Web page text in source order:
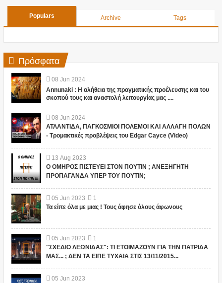
Populars Archive Tags
Πρόσφατα
08 Jun 2024
Annunaki : Η αλήθεια της πραγματικής προέλευσης και του
σκοπού τους και αναστολή λειτουργίας μας ....
08 Jun 2024
ΑΤΛΑΝΤΙΔΑ, ΠΑΓΚΟΣΜΙΟΙ ΠΟΛΕΜΟΙ ΚΑΙ ΑΛΛΑΓΗ ΠΟΛΩΝ
- Τρομακτικές προβλέψεις του Edgar Cayce (Video)
13 Aug 2023
Ο ΟΜΗΡΟΣ ΠΙΣΤΕΥΕΙ ΣΤΟΝ ΠΟΥΤΙΝ ; ΑΝΕΞΗΓΗΤΗ
ΠΡΟΠΑΓΑΝΔΑ ΥΠΕΡ ΤΟΥ ΠΟΥΤΙΝ;
05 Jun 2023
1
Τα είπε όλα με μιας ! Τους άφησε όλους άφωνους
05 Jun 2023
1
"ΣΧΕΔΙΟ ΛΕΩΝΙΔΑΣ": ΤΙ ΕΤΟΙΜΑΖΟΥΝ ΓΙΑ ΤΗΝ ΠΑΤΡΙΔΑ
ΜΑΣ... ; ΔΕΝ ΤΑ ΕΙΠΕ ΤΥΧΑΙΑ ΣΤΙΣ 13/11/2015...
05 Jun 2023